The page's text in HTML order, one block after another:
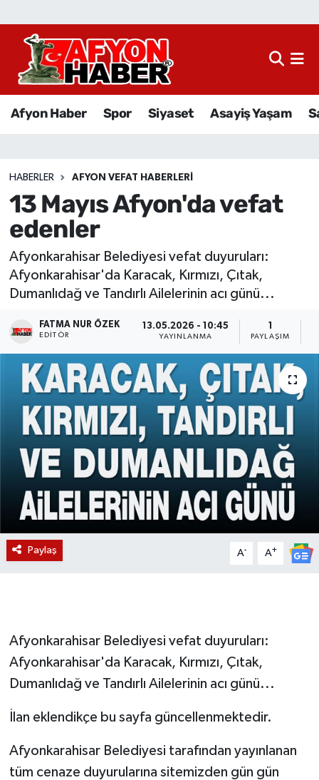
Afyon Haber Spor Siyaset Asayiş Yaşam
HABERLER AFYON VEFAT HABERLERI
13 Mayıs Afyon'da vefat
edenler
Afyonkarahisar Belediyesi vefat duyuruları:
Afyonkarahisar'da Karacak, Kırmızı, Çıtak,
Dumanlıdağ ve Tandırlı Ailelerinin acı günü...
FATMA NUR ÖZEK
EDITÖR
13.05.2026 - 10:45
YAYINLANMA PAYLAŞIM
Paylaş A- A+
Afyonkarahisar Belediyesi vefat duyuruları:
Afyonkarahisar'da Karacak, Kırmızı, Çıtak,
Dumanlıdağ ve Tandırlı Ailelerinin acı günü...
İlan eklendikçe bu sayfa güncellenmektedir.
Afyonkarahisar Belediyesi tarafından yayınlanan
tüm cenaze duyurularına sitemizden gün gün
Afyon Haber
Sağlık
Eğitim
Sivil Toplum
Etkinlikler